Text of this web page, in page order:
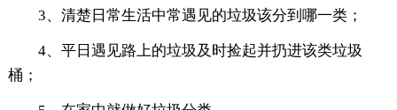
3、清楚日常生活中常遇见的垃圾该分到哪一类；
4、平日遇见路上的垃圾及时捡起并扔进该类垃圾
桶；